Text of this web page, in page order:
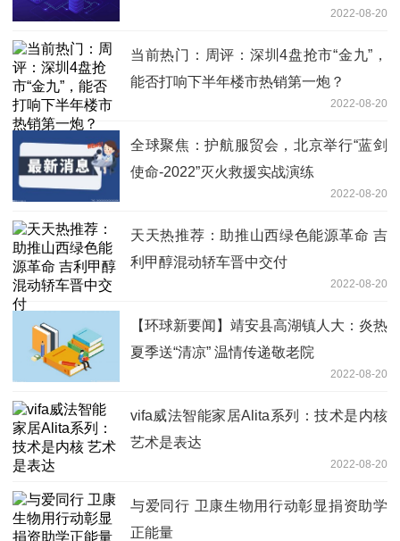
2022-08-20
当前热门：周评：深圳4盘抢市“金九”，
能否打响下半年楼市热销第一炮？
2022-08-20
全球聚焦：护航服贸会，北京举行“蓝剑
使命-2022”灭火救援实战演练
2022-08-20
天天热推荐：助推山西绿色能源革命 吉
利甲醇混动轿车晋中交付
2022-08-20
【环球新要闻】靖安县高湖镇人大：炎热
夏季送“清凉” 温情传递敬老院
2022-08-20
vifa威法智能家居Alita系列：技术是内核
艺术是表达
2022-08-20
与爱同行 卫康生物用行动彰显捐资助学
正能量